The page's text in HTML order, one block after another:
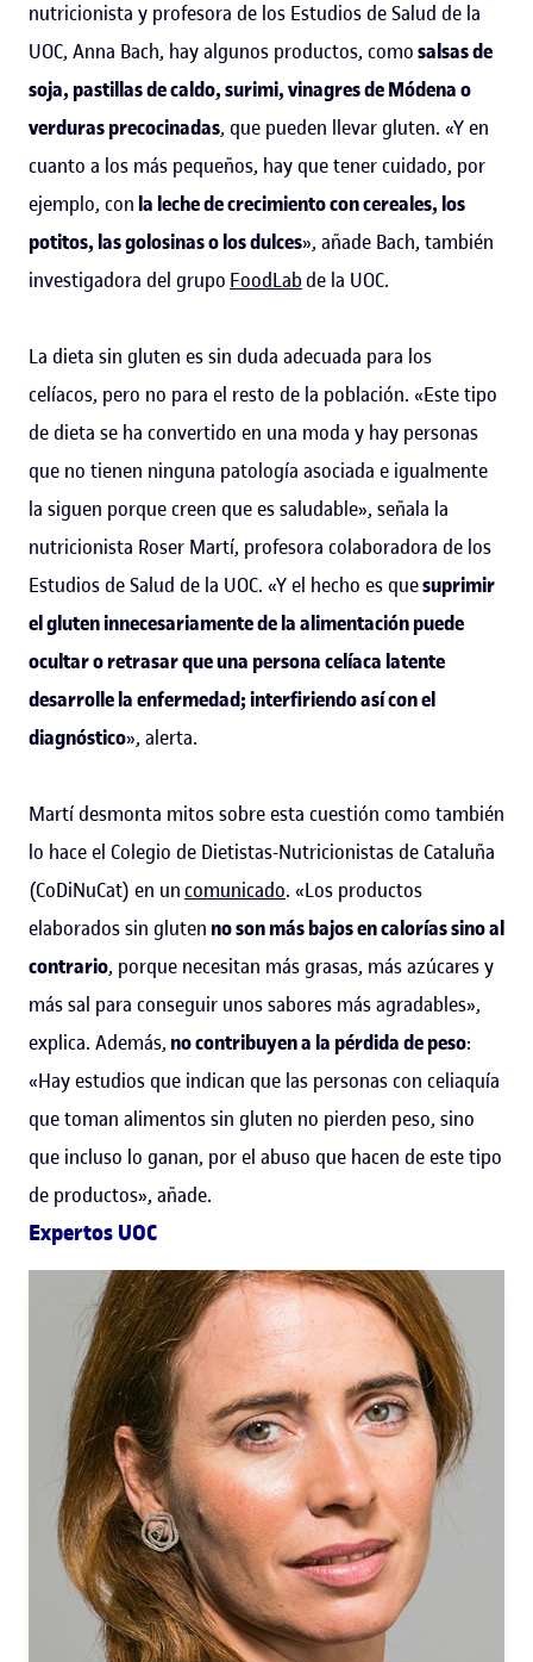
nutricionista y profesora de los Estudios de Salud de la
UOC, Anna Bach, hay algunos productos, comosalsas de
soja, pastillas de caldo, surimi, vinagres de Módena o
verduras precocinadas, que pueden llevar gluten. «Y en
cuanto a los más pequeños, hay que tener cuidado, por
ejemplo, con la leche de crecimiento con cereales, los
potitos, las golosinas o los dulces», añade Bach, también
investigadora del grupo FoodLab de la UOC.
La dieta sin gluten es sin duda adecuada para los
celíacos, pero no para el resto de la población. «Este tipo
de dieta se ha convertido en una moda y hay personas
que no tienen ninguna patología asociada e igualmente
la siguen porque creen que es saludable», señala la
nutricionista Roser Martí, profesora colaboradora de los
Estudios de Salud de la UOC. «Y el hecho es quesuprimir
el gluten innecesariamente de la alimentación puede
ocultar o retrasar que una persona celíaca latente
desarrolle la enfermedad; interfiriendo así con el
diagnóstico», alerta.
Martí desmonta mitos sobre esta cuestión como también
lo hace el Colegio de Dietistas-Nutricionistas de Cataluña
(CoDiNuCat) en uncomunicado. «Los productos
elaborados sin gluten no son más bajos en caloríassino al
contrario, porque necesitan más grasas, más azúcares y
más sal para conseguir unos sabores más agradables»,
explica. Además, no contribuyen a la pérdida de peso:
«Hay estudios que indican que las personas con celiaquía
que toman alimentos sin gluten no pierden peso, sino
que incluso lo ganan, por el abuso que hacen de este tipo
de productos», añade.
Expertos UOC